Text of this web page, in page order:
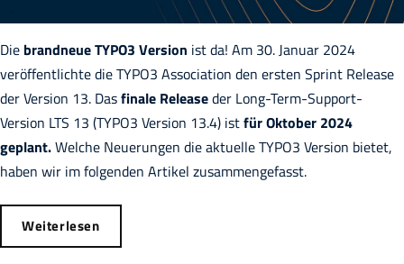
Die brandneue TYPO3 Version ist da! Am 30. Januar 2024
veröffentlichte die TYPO3 Association den ersten Sprint Release
der Version 13. Dasfinale Releaseder Long-Term-Support-
Version LTS 13 (TYPO3 Version 13.4) istfür Oktober 2024
geplant.Welche Neuerungen die aktuelle TYPO3 Version bietet,
haben wir im folgenden Artikel zusammengefasst.
Weiterlesen